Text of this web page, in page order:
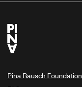
Pina Bausch Foundation